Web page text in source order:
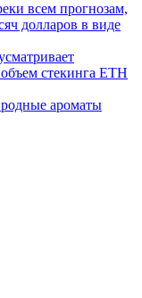
всем прогнозам,
долларов в виде
стекинга ETH
ароматы